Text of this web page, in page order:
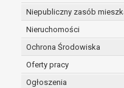
Niepubliczny zasób
Nieruchomości
Ochrona Środowiska
Oferty pracy
Ogłoszenia
Pani/Panu:
prawo
RODO;
podstawie art.